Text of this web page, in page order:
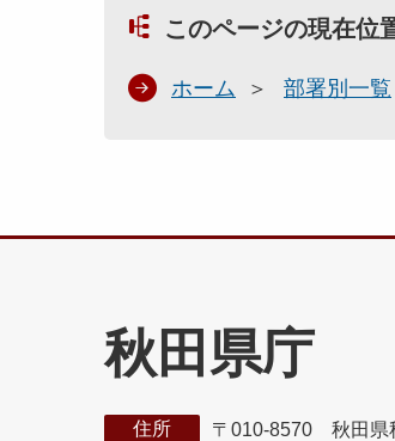
このページの現在位
ホーム 部署別一覧
秋田県庁
住所 〒010-8570 秋田県